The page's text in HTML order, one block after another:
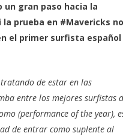
gran paso hacia la
prueba en #Mavericks no
el primer surfista español
de estar en las
entre los mejores surfistas
(performance of the year),
de entrar como suplente al